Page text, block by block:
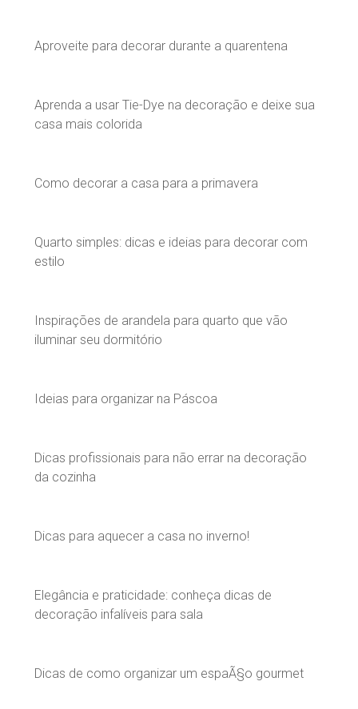
Aproveite para decorar durante a quarentena
Aprenda a usar Tie-Dye na decoração e deixe sua
casa mais colorida
Como decorar a casa para a primavera
Quarto simples: dicas e ideias para decorar com
estilo
Inspirações de arandela para quarto que vão
iluminar seu dormitório
Ideias para organizar na Páscoa
Dicas profissionais para não errar na decoração
da cozinha
Dicas para aquecer a casa no inverno!
Elegância e praticidade: conheça dicas de
decoração infalíveis para sala
Dicas de como organizar um espaÃ§o gourmet